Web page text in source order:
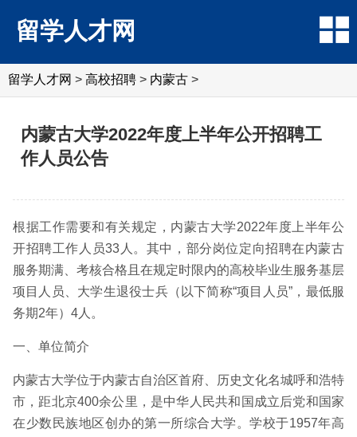
留学人才网
留学人才网 > 高校招聘 > 内蒙古 >
内蒙古大学2022年度上半年公开招聘工
作人员公告
根据工作需要和有关规定，内蒙古大学2022年度上半年公
开招聘工作人员33人。其中，部分岗位定向招聘在内蒙古
服务期满、考核合格且在规定时限内的高校毕业生服务基层
项目人员、大学生退役士兵（以下简称“项目人员”，最低服
务期2年）4人。
一、单位简介
内蒙古大学位于内蒙古自治区首府、历史文化名城呼和浩特
市，距北京400余公里，是中华人民共和国成立后党和国家
在少数民族地区创办的第一所综合大学。学校于1957年高